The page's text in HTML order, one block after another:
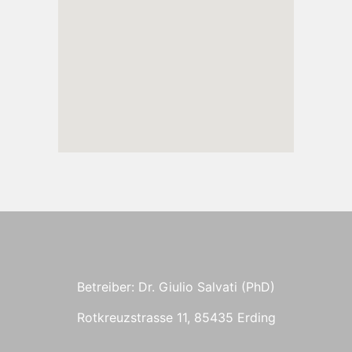
Betreiber: Dr. Giulio Salvati (PhD)
Rotkreuzstrasse 11, 85435 Erding